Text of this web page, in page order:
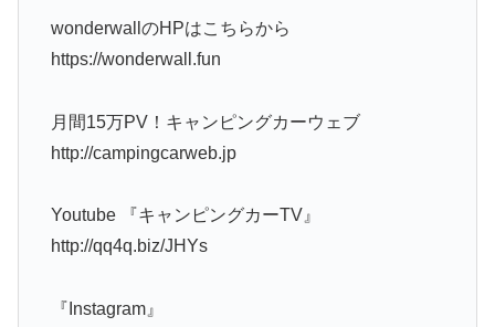
wonderwallのHPはこちらから
https://wonderwall.fun
月間15万PV！キャンピングカーウェブ
http://campingcarweb.jp
Youtube 『キャンピングカーTV』
http://qq4q.biz/JHYs
『Instagram』